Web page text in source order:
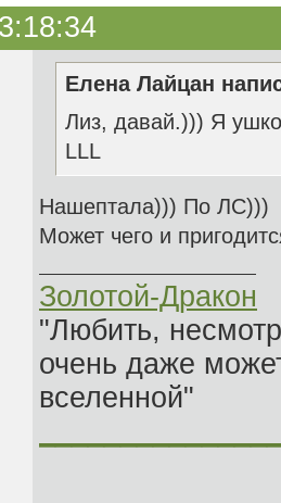
Елена Лайцан
Лиз, давай.))) Я
LLL
Нашептала))) По ЛС)))
Может чего и
Золотой-Дракон
"Любить,
очень даже
вселенной"